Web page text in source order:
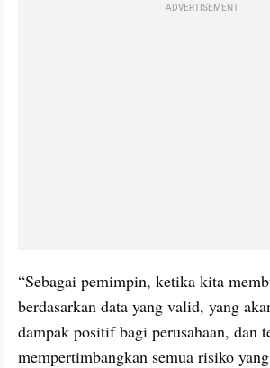
ADVERTISEMENT
“Sebagai pemimpin, ketika kita
berdasarkan data yang valid, yang
dampak positif bagi perusahaan, dan
mempertimbangkan semua risiko